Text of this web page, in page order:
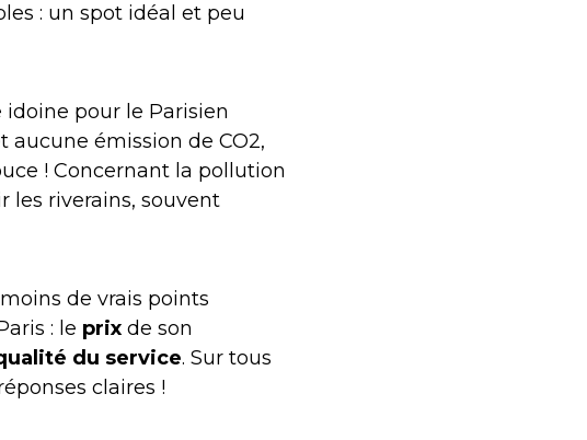
: un spot idéal et peu
idoine pour le Parisien
aucune émission de CO2,
! Concernant la pollution
les riverains, souvent
de vrais points
: le prix de son
du service. Sur tous
claires !